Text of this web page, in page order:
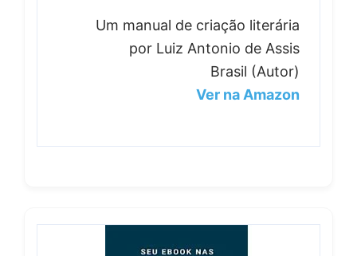
Um manual de criação literária
por Luiz Antonio de Assis
Brasil (Autor)
Ver na Amazon